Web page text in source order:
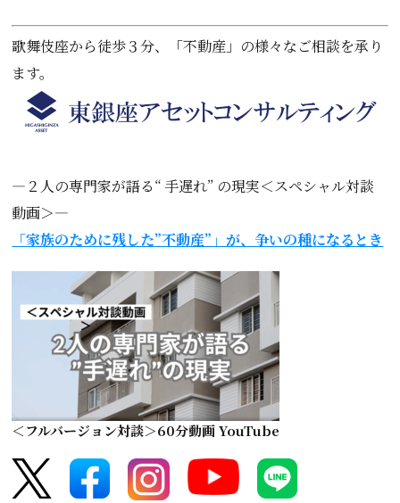
歌舞伎座から徒歩３分、「不動産」の様々なご相談を承り
ます。
―２人の専門家が語る“ 手遅れ” の現実＜スペシャル対談
動画＞―
「家族のために残した”不動産”」が、争いの種になるとき
＜フルバージョン対談＞60分動画 YouTube